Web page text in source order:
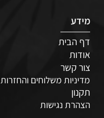
מידע
דף הבית
אודות
צור קשר
מדיניות משלוחים והחזרות
תקנון
הצהרת נגישות